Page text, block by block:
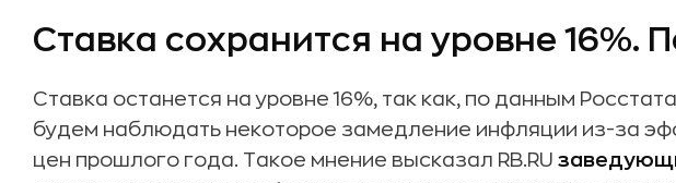
Ставка сохранится на уровне 16%.
Ставка останется на уровне 16%, так как, по данным
будем наблюдать некоторое замедление инфляции из-за
цен прошлого года. Такое мнение высказал RB.RU